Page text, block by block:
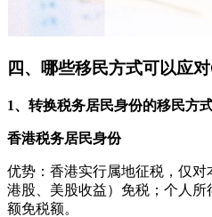
四、哪些移民方式可以应
1、转换税务居民身份的移民方
香港税务居民身份
优势：香港实行属地征税，仅
港股、美股收益）免税；个人所
额免税额。